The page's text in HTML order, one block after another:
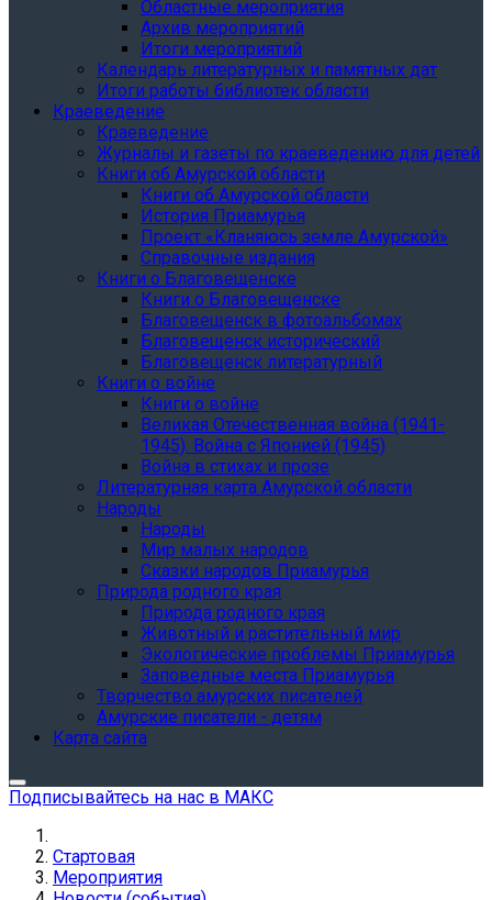
Областные мероприятия
Архив мероприятий
Итоги мероприятий
Календарь литературных и памятных дат
Итоги работы библиотек области
Краеведение
Краеведение
Журналы и газеты по краеведению для детей
Книги об Амурской области
Книги об Амурской области
История Приамурья
Проект «Кланяюсь земле Амурской»
Справочные издания
Книги о Благовещенске
Книги о Благовещенске
Благовещенск в фотоальбомах
Благовещенск исторический
Благовещенск литературный
Книги о войне
Книги о войне
Великая Отечественная война (1941-
1945). Война с Японией (1945)
Война в стихах и прозе
Литературная карта Амурской области
Народы
Народы
Мир малых народов
Сказки народов Приамурья
Природа родного края
Природа родного края
Животный и растительный мир
Экологические проблемы Приамурья
Заповедные места Приамурья
Творчество амурских писателей
Амурские писатели - детям
Карта сайта
Подписывайтесь на нас в МАКС
Стартовая
Мероприятия